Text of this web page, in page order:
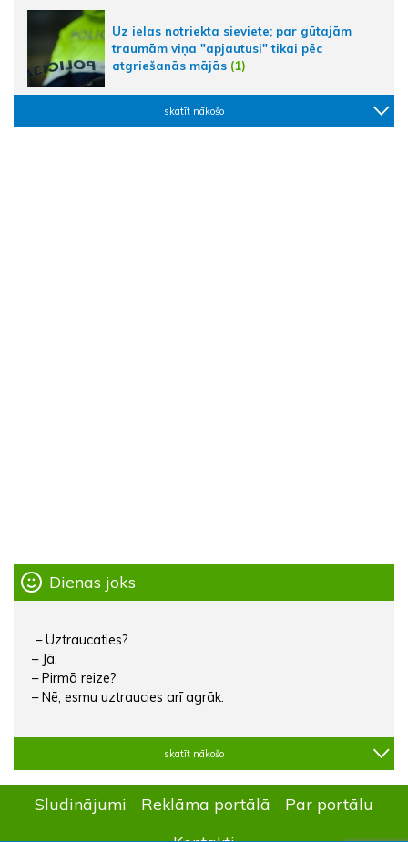
Uz ielas notriekta sieviete; par gūtajām
traumām viņa "apjautusi" tikai pēc
atgriešanās mājās (1)
skatīt nākošo
Dienas joks
– Uztraucaties?
– Jā.
– Pirmā reize?
– Nē, esmu uztraucies arī agrāk.
skatīt nākošo
Sludinājumi Reklāma portālā
Par portālu